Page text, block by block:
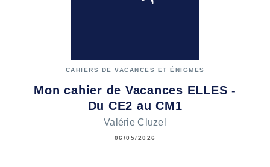
CAHIERS DE VACANCES ET ÉNIGMES
Mon cahier de Vacances ELLES -
Du CE2 au CM1
Valérie Cluzel
06/05/2026